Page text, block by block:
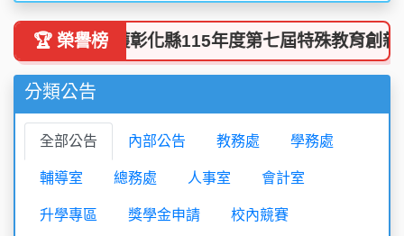
🏆 榮譽榜
老師榮獲彰化縣115年度第七屆特殊教育創新經營
分類公告
全部公告 內部公告 教務處 學務處
輔導室 總務處 人事室 會計室
升學專區 獎學金申請 校內競賽